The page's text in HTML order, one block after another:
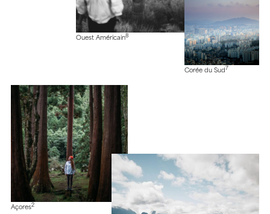
Ouest Américain8
Corée du Sud 7
Açores2